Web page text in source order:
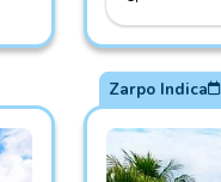
Zarpo Indica